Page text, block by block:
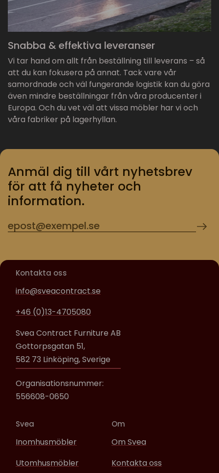
Snabba & effektiva leveranser
Vi tar hand om allt från beställning till leverans – så
att du kan fokusera på annat. Tack vare vår
samordnade och väl fungerande logistik kan du göra
även mindre beställningar från våra producenter i
Europa. Och du vet väl att vissa möbler har vi och
våra fabriker på lagerhyllan.
Anmäl dig till vårt nyhetsbrev
för att få nyheter och
information.
Kontakta oss
info@sveacontract.se
+46 (0)13-4705080
Svea Contract Furniture AB
Gottorpsgatan 51,
582 73 Linköping, Sverige
Organisationsnummer:
556608-0650
Svea
Inomhusmöbler
Utomhusmöbler
Om
Om Svea
Kontakta oss